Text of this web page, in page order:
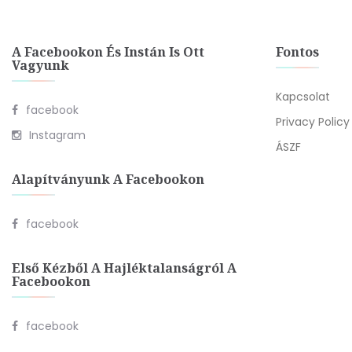
A Facebookon És Instán Is Ott
Vagyunk
facebook
Instagram
Alapítványunk A Facebookon
facebook
Első Kézből A Hajléktalanságról A
Facebookon
facebook
Fontos
Kapcsolat
Privacy Policy
ÁSZF